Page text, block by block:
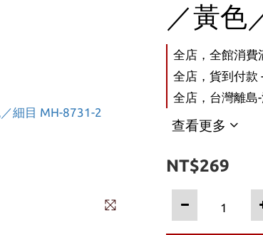
／黃色
全店，全館消費
全店，貨到付款
全店，台灣離島
查看更多
NT$269